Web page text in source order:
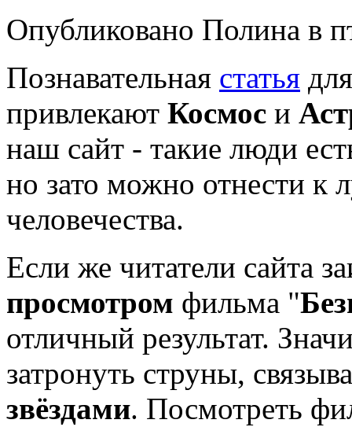
Опубликовано Полина в
Познавательная статья
привлекают Космос и
наш сайт - такие люди
но зато можно отнести к
человечества.
Если же читатели сайта
просмотром фильма "
отличный результат.
затронуть струны,
звёздами. Посмотреть